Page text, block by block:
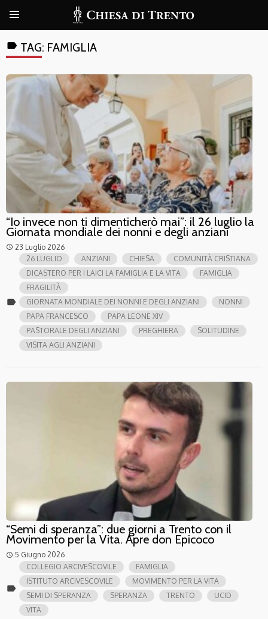
label TAG: FAMIGLIA
“Io invece non ti dimenticherò mai”: il 26 luglio la
Giornata mondiale dei nonni e degli anziani
access_time 23 Luglio 2026
label
26 LUGLIO ANZIANI CHIESA
COMUNITÀ CRISTIANA
DICASTERO PER I LAICI LA FAMIGLIA E LA VITA
FAMIGLIA
FRAGILITÀ
GIORNATA MONDIALE DEI NONNI E DEGLI ANZIANI
NONNI
PAPA FRANCESCO
PAPA LEONE XIV
PASTORALE DEGLI ANZIANI
PREGHIERA
SOLITUDINE
VISITA AGLI ANZIANI
“Semi di speranza”: due giorni a Trento con il
Movimento per la Vita. Apre don Epicoco
access_time 5 Giugno 2026
label
COLLEGIO ARCIVESCOVILE
FAMIGLIA
ISTITUTO ARCIVESCOVILE
MOVIMENTO PER LA VITA
SEMI DI SPERANZA
SPERANZA TRENTO
UCID
VITA